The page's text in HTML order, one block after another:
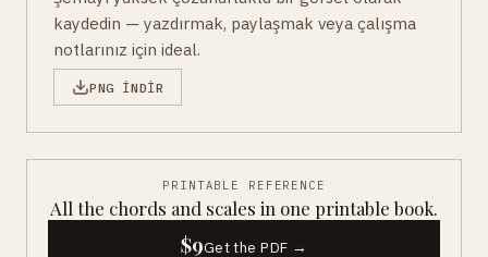
kaydedin — yazdırmak, paylaşmak veya çalışma
notlarınız için ideal.
PNG INDIR
PRINTABLE REFERENCE
All the chords and scales in one printable book.
$9Get the PDF →